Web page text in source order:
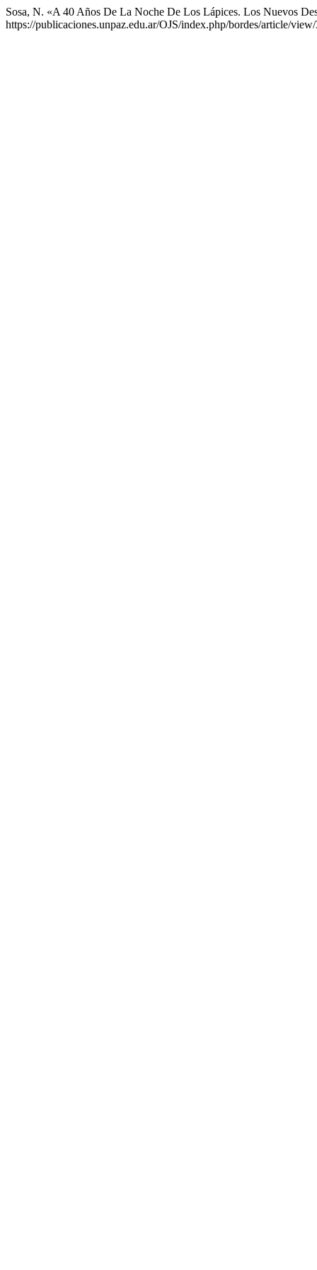
Sosa, N. «A 40 Años De La Noche De Los Lápices. Los Nuevos
https://publicaciones.unpaz.edu.ar/OJS/index.php/bordes/article/